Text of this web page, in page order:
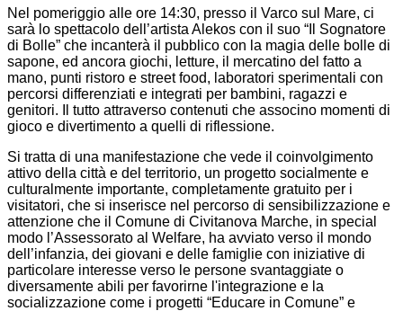
Nel pomeriggio alle ore 14:30, presso il Varco sul Mare, ci
sarà lo spettacolo dell’artista Alekos con il suo “Il Sognatore
di Bolle” che incanterà il pubblico con la magia delle bolle di
sapone, ed ancora giochi, letture, il mercatino del fatto a
mano, punti ristoro e street food, laboratori sperimentali con
percorsi differenziati e integrati per bambini, ragazzi e
genitori. Il tutto attraverso contenuti che associno momenti di
gioco e divertimento a quelli di riflessione.
Si tratta di una manifestazione che vede il coinvolgimento
attivo della città e del territorio, un progetto socialmente e
culturalmente importante, completamente gratuito per i
visitatori, che si inserisce nel percorso di sensibilizzazione e
attenzione che il Comune di Civitanova Marche, in special
modo l’Assessorato al Welfare, ha avviato verso il mondo
dell’infanzia, dei giovani e delle famiglie con iniziative di
particolare interesse verso le persone svantaggiate o
diversamente abili per favorirne l'integrazione e la
socializzazione come i progetti “Educare in Comune” e